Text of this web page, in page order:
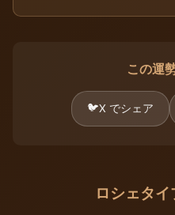
この運
🐦X でシェア
ロシェタ